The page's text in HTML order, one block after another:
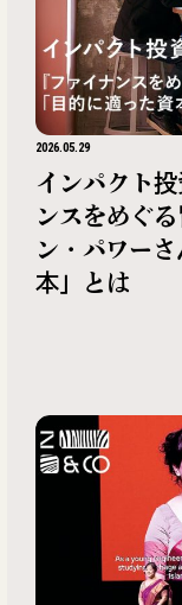
2026.05.29
インパクト
ンスをめぐ
ン・パワー
本」とは